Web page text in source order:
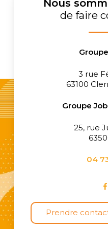
Grâce à ses
Job’agglo propose à
professionnels
Groupe Job’agglo les
plus facilement le
Nous
de faire
3 rue
63100
Groupe
25, rue
04
Prendre